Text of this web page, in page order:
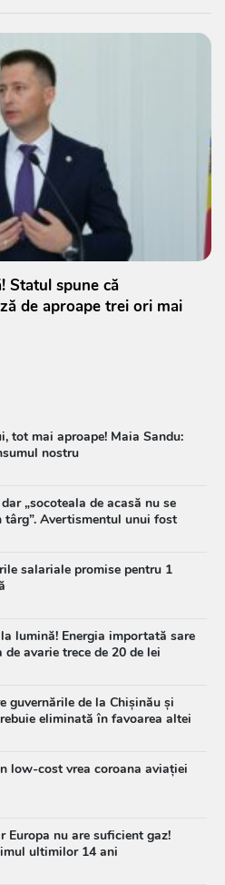
Statul spune că
de aproape trei ori mai
tot mai aproape! Maia Sandu:
nostru
„socoteala de acasă nu se
târg”. Avertismentul unui fost
salariale promise pentru 1
lumină! Energia importată sare
avarie trece de 20 de lei
guvernările de la Chișinău și
eliminată în favoarea altei
low-cost vrea coroana aviației
Europa nu are suficient gaz!
ultimilor 14 ani